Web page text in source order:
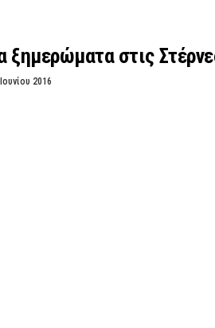
ξημερώματα στις
2016